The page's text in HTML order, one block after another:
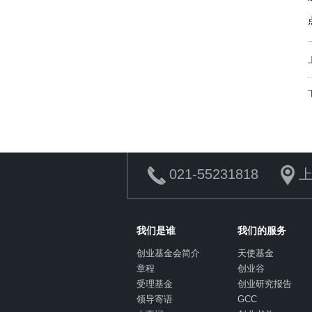
021-55231818
我们是谁
创业基金会简介
章程
受理基金
领导寄语
我们的服务
天使基金
创业谷
创业研究报告
GCC